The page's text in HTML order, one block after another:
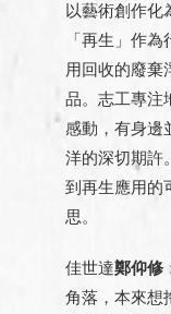
以藝術創作化
「再生」作
用回收的廢棄
品。志工專注
感動，有身邊
洋的深切期許
到再生應用的
思。
佳世達鄭仰修
角落，本來想